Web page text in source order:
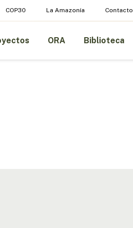
COP30 La Amazonía Contacto
ORA Biblioteca